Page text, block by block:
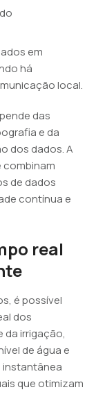
em
há
local.
das
e da
dos dados. A
de dados
contínua e
real
é possível
dos
da irrigação,
de água e
instantânea
que otimizam